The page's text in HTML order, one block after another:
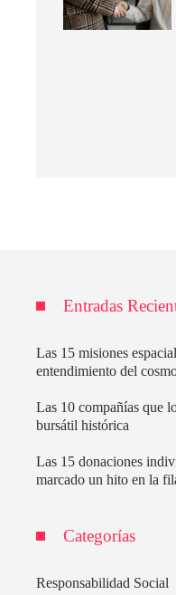
Entradas
Las 15 misiones
entendimiento del
Las 10 compañías que
bursátil histórica
Las 15 donaciones
marcado un hito en la
Categorías
Responsabilidad Social